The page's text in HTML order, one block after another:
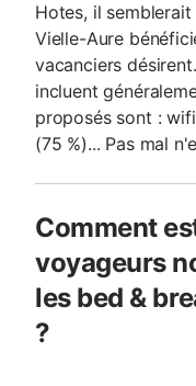
Hotes, il
Vielle-Aure
vacanciers
incluent
proposés sont :
(75 %)... Pas mal
Comment
voyageurs
les bed &
?